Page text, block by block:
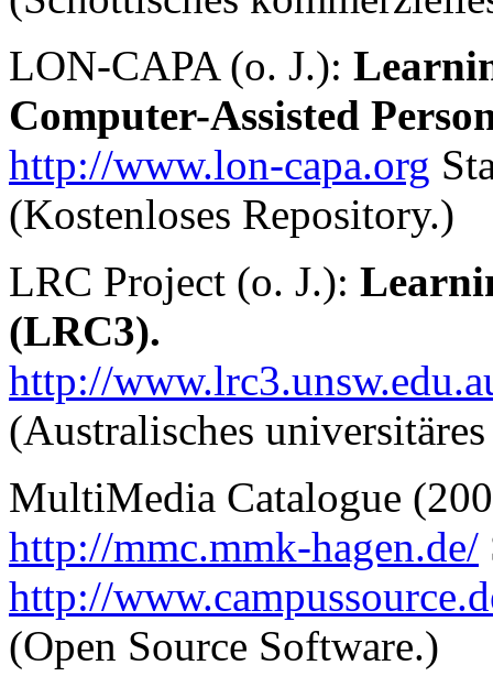
LON-CAPA (o. J.):
Computer-Assisted
http://www.lon-capa.org
(Kostenloses Repository.)
LRC Project (o. J.):
(LRC3).
http://
(Australisches
MultiMedia Catalogue
http://mmc.mmk-hagen.de/
http://
(Open Source Software.)